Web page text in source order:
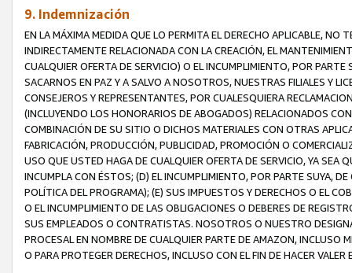
9. Indemnización
EN LA MÁXIMA MEDIDA QUE LO PERMITA EL DERECHO APLICABLE,
INDIRECTAMENTE RELACIONADA CON LA CREACIÓN, EL
CUALQUIER OFERTA DE SERVICIO) O EL INCUMPLIMIENTO, POR
SACARNOS EN PAZ Y A SALVO A NOSOTROS, NUESTRAS FILIALES Y
CONSEJEROS Y REPRESENTANTES, POR CUALESQUIERA
(INCLUYENDO LOS HONORARIOS DE ABOGADOS) RELACIONADOS
COMBINACIÓN DE SU SITIO O DICHOS MATERIALES CON OTRAS
FABRICACIÓN, PRODUCCIÓN, PUBLICIDAD, PROMOCIÓN O
USO QUE USTED HAGA DE CUALQUIER OFERTA DE SERVICIO, YA SEA
INCUMPLA CON ÉSTOS; (D) EL INCUMPLIMIENTO, POR PARTE SUYA,
POLÍTICA DEL PROGRAMA); (E) SUS IMPUESTOS Y DERECHOS O EL
O EL INCUMPLIMIENTO DE LAS OBLIGACIONES O DEBERES DE
SUS EMPLEADOS O CONTRATISTAS. NOSOTROS O NUESTRO
PROCESAL EN NOMBRE DE CUALQUIER PARTE DE AMAZON, INCLUSO
O PARA PROTEGER DERECHOS, INCLUSO CON EL FIN DE HACER VALER